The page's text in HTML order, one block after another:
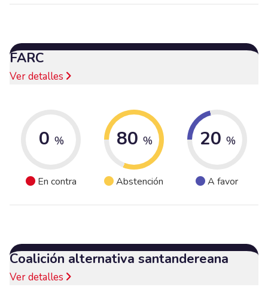
FARC
Ver detalles
0 %
En contra
80 %
Abstención
20 %
A favor
Coalición alternativa santandereana
Ver detalles